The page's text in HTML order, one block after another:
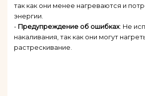
так как они менее нагреваются и
энергии.
- Предупреждение об ошибках: Не
накаливания, так как они могут
растрескивание.